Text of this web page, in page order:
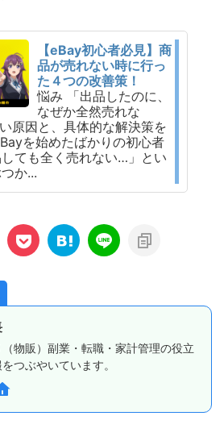
【eBay初心者必見】商
品が売れない時に行っ
た４つの改善策！
悩み 「出品したのに、
なぜか全然売れな
原因と、具体的な解決策を
を始めたばかりの初心者
ても全く売れない…」とい
か...
物販）副業・転職・家計管理の役立
つぶやいています。